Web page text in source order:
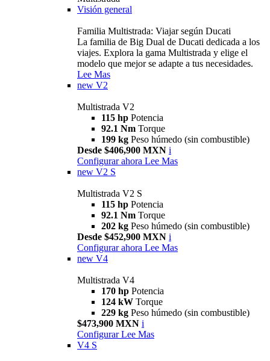
Visión general
Familia Multistrada: Viajar según Ducati
La familia de Big Dual de Ducati dedicada a los
viajes. Explora la gama Multistrada y elige el
modelo que mejor se adapte a tus necesidades.
Lee Mas
new V2
Multistrada V2
115 hp Potencia
92.1 Nm Torque
199 kg Peso húmedo (sin combustible)
Desde $406,900 MXN i
Configurar ahora Lee Mas
new V2 S
Multistrada V2 S
115 hp Potencia
92.1 Nm Torque
202 kg Peso húmedo (sin combustible)
Desde $452,900 MXN i
Configurar ahora Lee Mas
new V4
Multistrada V4
170 hp Potencia
124 kW Torque
229 kg Peso húmedo (sin combustible)
$473,900 MXN i
Configurar Lee Mas
V4 S